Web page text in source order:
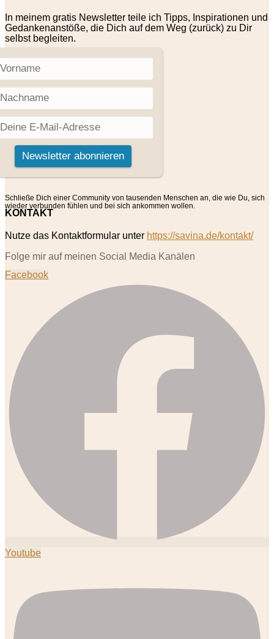
In meinem gratis Newsletter teile ich Tipps, Inspirationen und
Gedankenanstöße, die Dich auf dem Weg (zurück) zu Dir
selbst begleiten.
Schließe Dich einer Community von tausenden Menschen an, die wie Du, sich
wieder verbunden fühlen und bei sich ankommen wollen.
KONTAKT
Nutze das Kontaktformular unter https://savina.de/kontakt/
Folge mir auf meinen Social Media Kanälen
Facebook
Youtube